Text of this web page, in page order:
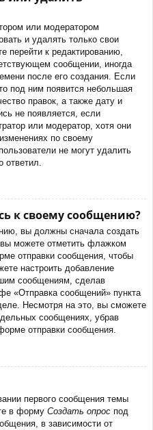
или модератором
и удалять только свои
перейти к редактированию,
сообщении, иногда
после его создания. Если
под ним появится небольшая
правок, а также дату и
не появляется, если
или модератор, хотя они
по своему
не могут удалить
ответил.
к своему сообщению?
вы должны сначала создать
можете отметить флажком
отправки сообщения, чтобы
настроить добавление
сообщениям, сделав
«Отправка сообщений» пункта
Несмотря на это, вы сможете
сообщениях, убрав
отправки сообщения.
первого сообщения темы
в форму Создать опрос под
в зависимости от